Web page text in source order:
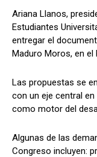
Ariana Llanos,
Estudiantes
entregar el
Maduro Moros, en el
Las propuestas se
con un eje central
como motor del
Algunas de las
Congreso incluyen: